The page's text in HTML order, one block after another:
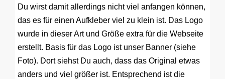
Du wirst damit allerdings nicht viel anfangen können,
das es für einen Aufkleber viel zu klein ist. Das Logo
wurde in dieser Art und Größe extra für die Webseite
erstellt. Basis für das Logo ist unser Banner (siehe
Foto). Dort siehst Du auch, dass das Original etwas
anders und viel größer ist. Entsprechend ist die